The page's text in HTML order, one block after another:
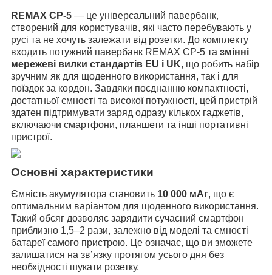
REMAX CP-5 — це універсальний павербанк,
створений для користувачів, які часто перебувають у
русі та не хочуть залежати від розетки. До комплекту
входить потужний павербанк REMAX CP-5 та змінні
мережеві вилки стандартів EU і UK, що робить набір
зручним як для щоденного використання, так і для
поїздок за кордон. Завдяки поєднанню компактності,
достатньої ємності та високої потужності, цей пристрій
здатен підтримувати заряд одразу кількох гаджетів,
включаючи смартфони, планшети та інші портативні
пристрої.
Основні характеристики
Ємність акумулятора становить 10 000 мАг, що є
оптимальним варіантом для щоденного використання.
Такий обсяг дозволяє зарядити сучасний смартфон
приблизно 1,5–2 рази, залежно від моделі та ємності
батареї самого пристрою. Це означає, що ви зможете
залишатися на зв’язку протягом усього дня без
необхідності шукати розетку.